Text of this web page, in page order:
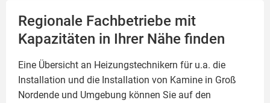
Regionale Fachbetriebe mit
Kapazitäten in Ihrer Nähe finden
Eine Übersicht an Heizungstechnikern für u.a. die
Installation und die Installation von Kamine in Groß
Nordende und Umgebung können Sie auf den